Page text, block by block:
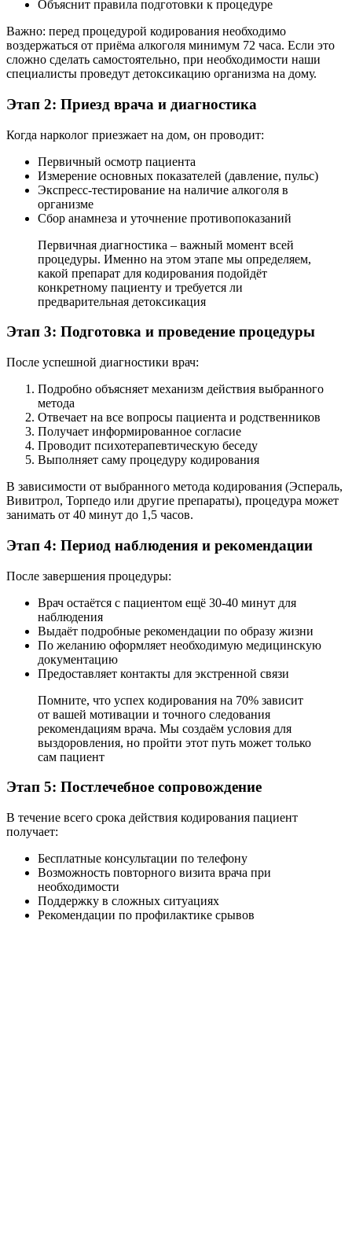
Объяснит правила подготовки к процедуре
Важно: перед процедурой кодирования необходимо
воздержаться от приёма алкоголя минимум 72 часа. Если это
сложно сделать самостоятельно, при необходимости наши
специалисты проведут детоксикацию организма на дому.
Этап 2: Приезд врача и диагностика
Когда нарколог приезжает на дом, он проводит:
Первичный осмотр пациента
Измерение основных показателей (давление, пульс)
Экспресс-тестирование на наличие алкоголя в
организме
Сбор анамнеза и уточнение противопоказаний
Первичная диагностика – важный момент всей
процедуры. Именно на этом этапе мы определяем,
какой препарат для кодирования подойдёт
конкретному пациенту и требуется ли
предварительная детоксикация
Этап 3: Подготовка и проведение процедуры
После успешной диагностики врач:
Подробно объясняет механизм действия выбранного
метода
Отвечает на все вопросы пациента и родственников
Получает информированное согласие
Проводит психотерапевтическую беседу
Выполняет саму процедуру кодирования
В зависимости от выбранного метода кодирования (Эспераль,
Вивитрол, Торпедо или другие препараты), процедура может
занимать от 40 минут до 1,5 часов.
Этап 4: Период наблюдения и рекомендации
После завершения процедуры:
Врач остаётся с пациентом ещё 30-40 минут для
наблюдения
Выдаёт подробные рекомендации по образу жизни
По желанию оформляет необходимую медицинскую
документацию
Предоставляет контакты для экстренной связи
Помните, что успех кодирования на 70% зависит
от вашей мотивации и точного следования
рекомендациям врача. Мы создаём условия для
выздоровления, но пройти этот путь может только
сам пациент
Этап 5: Постлечебное сопровождение
В течение всего срока действия кодирования пациент
получает:
Бесплатные консультации по телефону
Возможность повторного визита врача при
необходимости
Поддержку в сложных ситуациях
Рекомендации по профилактике срывов